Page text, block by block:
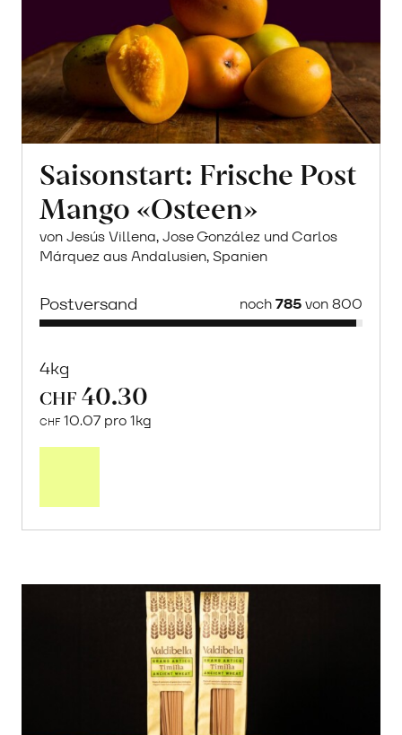
Saisonstart: Frische Post
Mango «Osteen»
von Jesús Villena, Jose González und Carlos
Márquez aus Andalusien, Spanien
Postversand noch785von 800
4kg
CHF 40.30
CHF 10.07 pro 1kg
Post
erfahren